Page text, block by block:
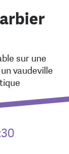
sur une
vaudeville